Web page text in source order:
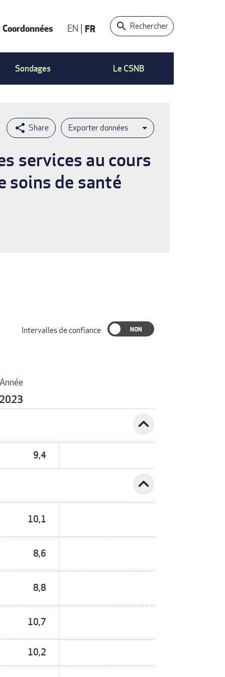
Coordonnées EN FR Rechercher
Sondages Le CSNB
Exporter données
services au cours
soins de santé
Intervalles de confiance
Année
2023
expand_less
9,4
expand_less
10,1
8,6
8,8
10,7
10,2